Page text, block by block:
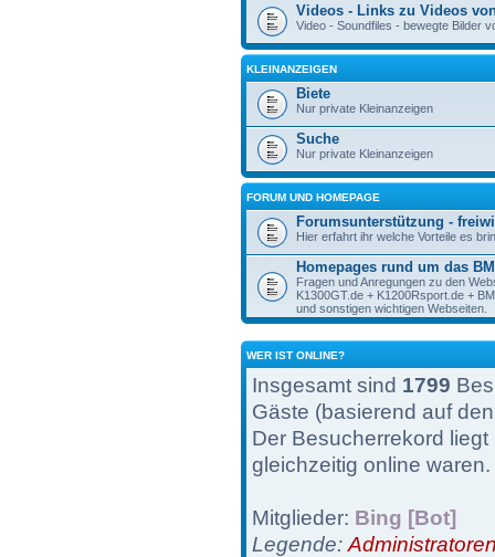
Videos - Links zu Videos
Video - Soundfiles - bewegte Bilder
KLEINANZEIGEN
Biete
Nur private Kleinanzeigen
Suche
Nur private Kleinanzeigen
FORUM UND HOMEPAGE
Forumsunterstützung -
Hier erfahrt ihr welche Vorteile es
Homepages rund um das
Fragen und Anregungen zu den
K1300GT.de + K1200Rsport.de +
und sonstigen wichtigen Webseiten.
WER IST ONLINE?
Insgesamt sind 1799
Gäste (basierend auf
Der Besucherrekord
gleichzeitig online waren.
Mitglieder: Bing [Bot]
Legende: